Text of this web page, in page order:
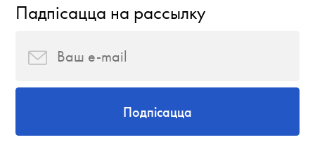
Падпісацца на рассылку
Подпісацца